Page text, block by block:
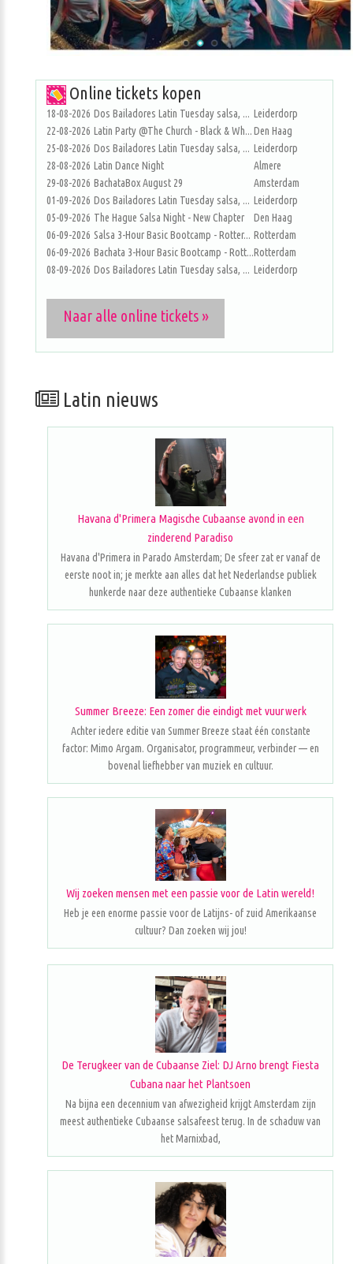
Online tickets kopen
18-08-2026 Dos Bailadores Latin Tuesday salsa, ... Leiderdorp
22-08-2026 Latin Party @The Church - Black & Wh...Den Haag
25-08-2026 Dos Bailadores Latin Tuesday salsa, ... Leiderdorp
28-08-2026 Latin Dance Night
Almere
29-08-2026 BachataBox August 29
Amsterdam
01-09-2026 Dos Bailadores Latin Tuesday salsa, ... Leiderdorp
05-09-2026 The Hague Salsa Night - New Chapter
Den Haag
06-09-2026 Salsa 3-Hour Basic Bootcamp - Rotter... Rotterdam
06-09-2026 Bachata 3-Hour Basic Bootcamp - Rott...Rotterdam
08-09-2026 Dos Bailadores Latin Tuesday salsa, ... Leiderdorp
Naar alle online tickets »
Latin nieuws
Havana d'Primera Magische Cubaanse avond in een
zinderend Paradiso
Havana d'Primera in Parado Amsterdam; De sfeer zat er vanaf de
eerste noot in; je merkte aan alles dat het Nederlandse publiek
hunkerde naar deze authentieke Cubaanse klanken
Summer Breeze: Een zomer die eindigt met vuurwerk
Achter iedere editie van Summer Breeze staat één constante
factor: Mimo Argam. Organisator, programmeur, verbinder — en
bovenal liefhebber van muziek en cultuur.
Wij zoeken mensen met een passie voor de Latin wereld!
Heb je een enorme passie voor de Latijns- of zuid Amerikaanse
cultuur? Dan zoeken wij jou!
De Terugkeer van de Cubaanse Ziel: DJ Arno brengt Fiesta
Cubana naar het Plantsoen
Na bijna een decennium van afwezigheid krijgt Amsterdam zijn
meest authentieke Cubaanse salsafeest terug. In de schaduw van
het Marnixbad,